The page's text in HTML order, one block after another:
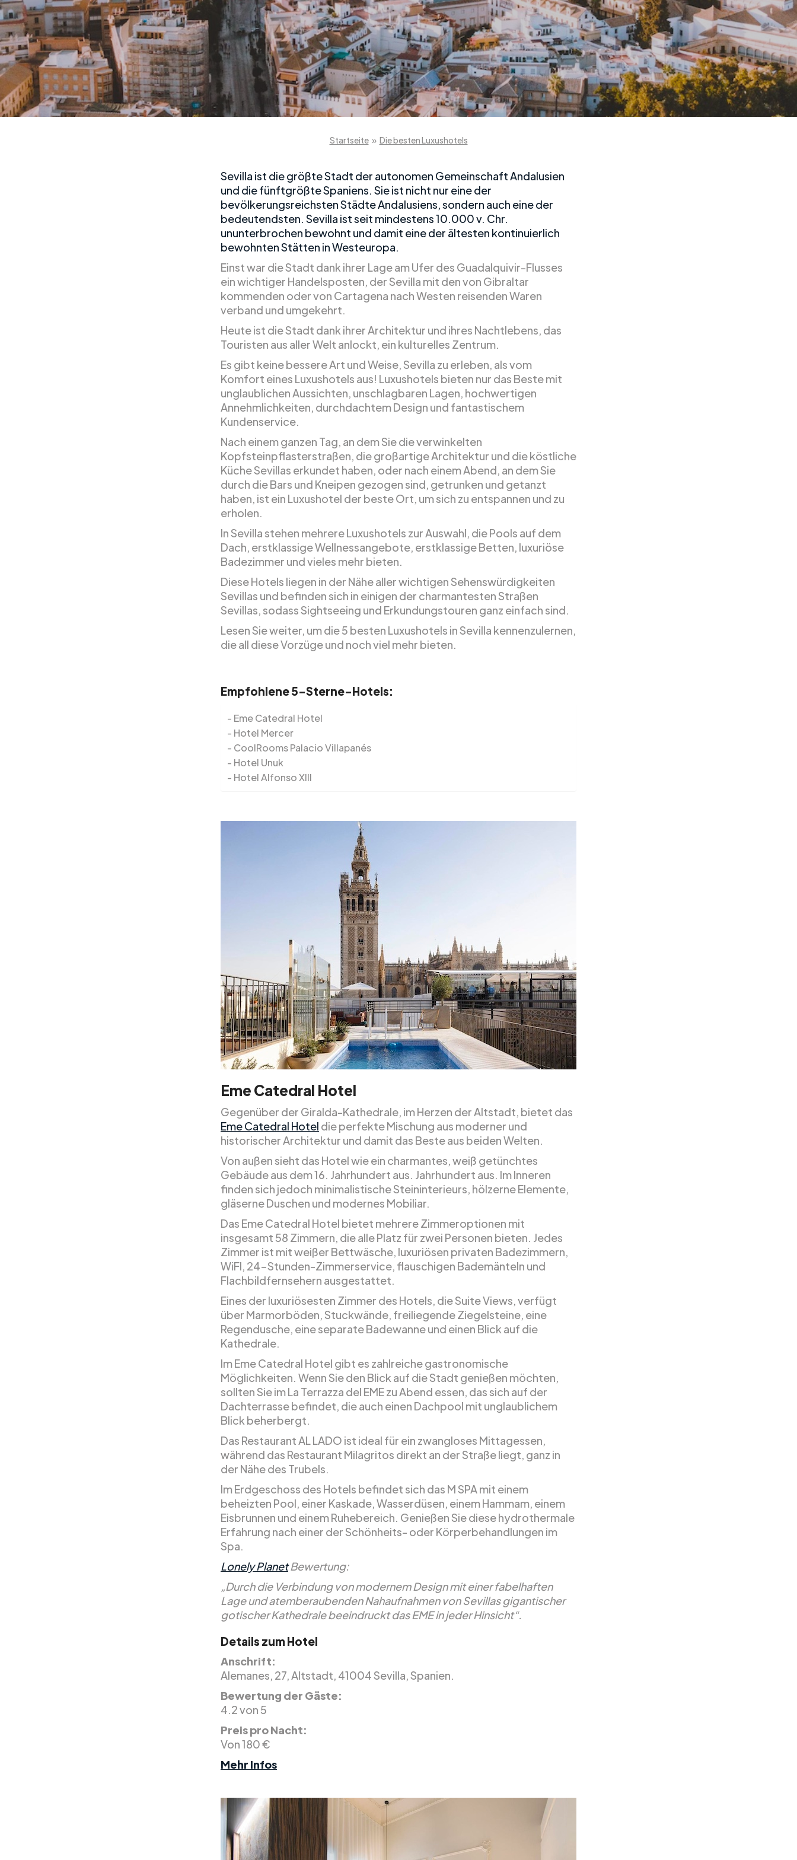
Startseite » Die besten Luxushotels
Sevilla ist die größte Stadt der autonomen Gemeinschaft Andalusien
und die fünftgrößte Spaniens. Sie ist nicht nur eine der
bevölkerungsreichsten Städte Andalusiens, sondern auch eine der
bedeutendsten. Sevilla ist seit mindestens 10.000 v. Chr.
ununterbrochen bewohnt und damit eine der ältesten kontinuierlich
bewohnten Stätten in Westeuropa.
Einst war die Stadt dank ihrer Lage am Ufer des Guadalquivir-Flusses
ein wichtiger Handelsposten, der Sevilla mit den von Gibraltar
kommenden oder von Cartagena nach Westen reisenden Waren
verband und umgekehrt.
Heute ist die Stadt dank ihrer Architektur und ihres Nachtlebens, das
Touristen aus aller Welt anlockt, ein kulturelles Zentrum.
Es gibt keine bessere Art und Weise, Sevilla zu erleben, als vom
Komfort eines Luxushotels aus! Luxushotels bieten nur das Beste mit
unglaublichen Aussichten, unschlagbaren Lagen, hochwertigen
Annehmlichkeiten, durchdachtem Design und fantastischem
Kundenservice.
Nach einem ganzen Tag, an dem Sie die verwinkelten
Kopfsteinpflasterstraßen, die großartige Architektur und die köstliche
Küche Sevillas erkundet haben, oder nach einem Abend, an dem Sie
durch die Bars und Kneipen gezogen sind, getrunken und getanzt
haben, ist ein Luxushotel der beste Ort, um sich zu entspannen und zu
erholen.
In Sevilla stehen mehrere Luxushotels zur Auswahl, die Pools auf dem
Dach, erstklassige Wellnessangebote, erstklassige Betten, luxuriöse
Badezimmer und vieles mehr bieten.
Diese Hotels liegen in der Nähe aller wichtigen Sehenswürdigkeiten
Sevillas und befinden sich in einigen der charmantesten Straßen
Sevillas, sodass Sightseeing und Erkundungstouren ganz einfach sind.
Lesen Sie weiter, um die 5 besten Luxushotels in Sevilla kennenzulernen,
die all diese Vorzüge und noch viel mehr bieten.
Empfohlene 5-Sterne-Hotels:
Eme Catedral Hotel
Hotel Mercer
CoolRooms Palacio Villapanés
Hotel Unuk
Hotel Alfonso XIII
Eme Catedral Hotel
Gegenüber der Giralda-Kathedrale, im Herzen der Altstadt, bietet das
Eme Catedral Hotel die perfekte Mischung aus moderner und
historischer Architektur und damit das Beste aus beiden Welten.
Von außen sieht das Hotel wie ein charmantes, weiß getünchtes
Gebäude aus dem 16. Jahrhundert aus. Jahrhundert aus. Im Inneren
finden sich jedoch minimalistische Steininterieurs, hölzerne Elemente,
gläserne Duschen und modernes Mobiliar.
Das Eme Catedral Hotel bietet mehrere Zimmeroptionen mit
insgesamt 58 Zimmern, die alle Platz für zwei Personen bieten. Jedes
Zimmer ist mit weißer Bettwäsche, luxuriösen privaten Badezimmern,
WiFI, 24-Stunden-Zimmerservice, flauschigen Bademänteln und
Flachbildfernsehern ausgestattet.
Eines der luxuriösesten Zimmer des Hotels, die Suite Views, verfügt
über Marmorböden, Stuckwände, freiliegende Ziegelsteine, eine
Regendusche, eine separate Badewanne und einen Blick auf die
Kathedrale.
Im Eme Catedral Hotel gibt es zahlreiche gastronomische
Möglichkeiten. Wenn Sie den Blick auf die Stadt genießen möchten,
sollten Sie im La Terrazza del EME zu Abend essen, das sich auf der
Dachterrasse befindet, die auch einen Dachpool mit unglaublichem
Blick beherbergt.
Das Restaurant AL LADO ist ideal für ein zwangloses Mittagessen,
während das Restaurant Milagritos direkt an der Straße liegt, ganz in
der Nähe des Trubels.
Im Erdgeschoss des Hotels befindet sich das M SPA mit einem
beheizten Pool, einer Kaskade, Wasserdüsen, einem Hammam, einem
Eisbrunnen und einem Ruhebereich. Genießen Sie diese hydrothermale
Erfahrung nach einer der Schönheits- oder Körperbehandlungen im
Spa.
Lonely PlanetBewertung:
„Durch die Verbindung von modernem Design mit einer fabelhaften
Lage und atemberaubenden Nahaufnahmen von Sevillas gigantischer
gotischer Kathedrale beeindruckt das EME in jeder Hinsicht“.
Details zum Hotel
Anschrift:
Alemanes, 27, Altstadt, 41004 Sevilla, Spanien.
Bewertung der Gäste:
4.2 von 5
Preis pro Nacht:
Von 180 €
Mehr Infos